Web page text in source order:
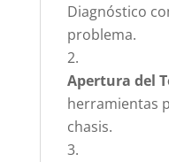
Diagnóstico
problema.
Apertura del
herramientas
chasis.